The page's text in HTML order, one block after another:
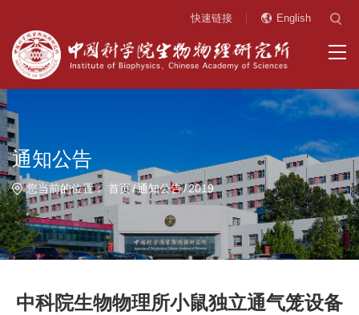
快速链接 English
通知公告
您当前的位置：首页 通知公告 2019
中科院生物物理所小鼠独立通气笼设备